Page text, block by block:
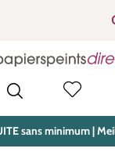
sans minimum |